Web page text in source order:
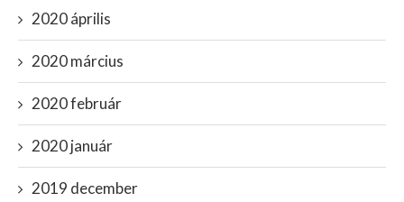
2020 április
2020 március
2020 február
2020 január
2019 december